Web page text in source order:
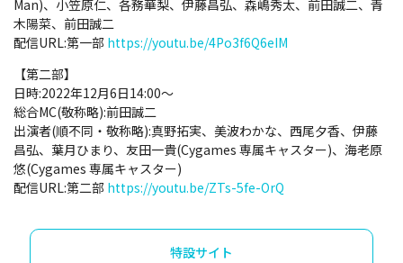
Man)、小笠原仁、各務華梨、伊藤昌弘、森嶋秀太、前田誠二、青
木陽菜、前田誠二
配信URL:第一部 https://youtu.be/4Po3f6Q6eIM
【第二部】
日時:2022年12月6日14:00～
総合MC(敬称略):前田誠二
出演者(順不同・敬称略):真野拓実、美波わかな、西尾夕香、伊藤
昌弘、葉月ひまり、友田一貴(Cygames 専属キャスター)、海老原
悠(Cygames 専属キャスター)
配信URL:第二部 https://youtu.be/ZTs-5fe-OrQ
特設サイト